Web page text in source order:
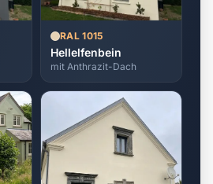
RAL 1015
Hellelfenbein
mit Anthrazit-Dach